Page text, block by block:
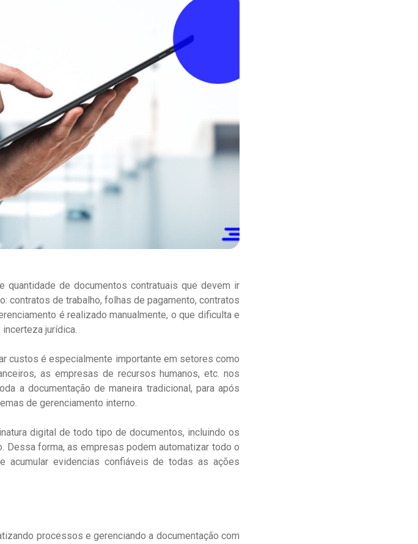
quantidade de documentos contratuais que devem ir
contratos de trabalho, folhas de pagamento, contratos
é realizado manualmente, o que dificulta e
jurídica.
custos é especialmente importante em setores como
as empresas de recursos humanos, etc. nos
a documentação de maneira tradicional, para após
de gerenciamento interno.
digital de todo tipo de documentos, incluindo os
forma, as empresas podem automatizar todo o
acumular evidencias confiáveis de todas as ações
processos e gerenciando a documentação com